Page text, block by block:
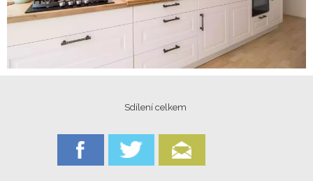
Sdílení celkem